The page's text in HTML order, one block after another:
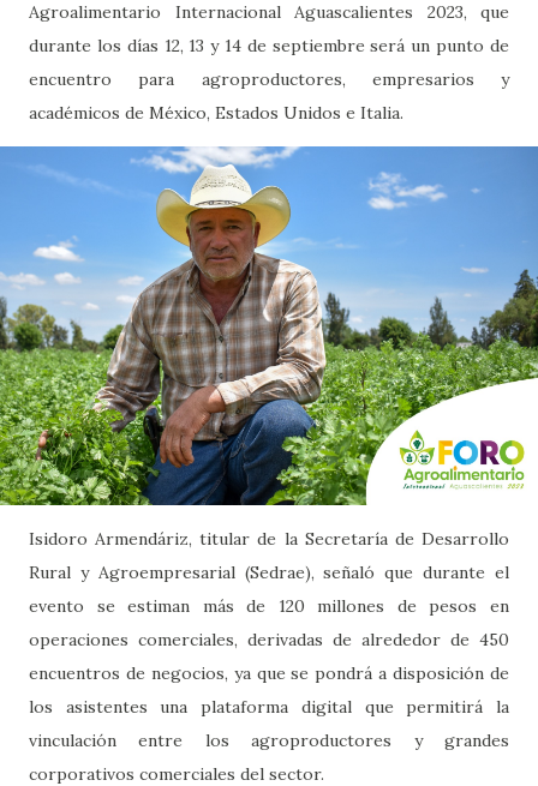
Agroalimentario Internacional Aguascalientes 2023, que
durante los días 12, 13 y 14 de septiembre será un punto de
encuentro para agroproductores, empresarios y
académicos de México, Estados Unidos e Italia.
Isidoro Armendáriz, titular de la Secretaría de Desarrollo
Rural y Agroempresarial (Sedrae), señaló que durante el
evento se estiman más de 120 millones de pesos en
operaciones comerciales, derivadas de alrededor de 450
encuentros de negocios, ya que se pondrá a disposición de
los asistentes una plataforma digital que permitirá la
vinculación entre los agroproductores y grandes
corporativos comerciales del sector.